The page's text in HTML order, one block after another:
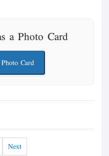
a Photo Card
Card
Next